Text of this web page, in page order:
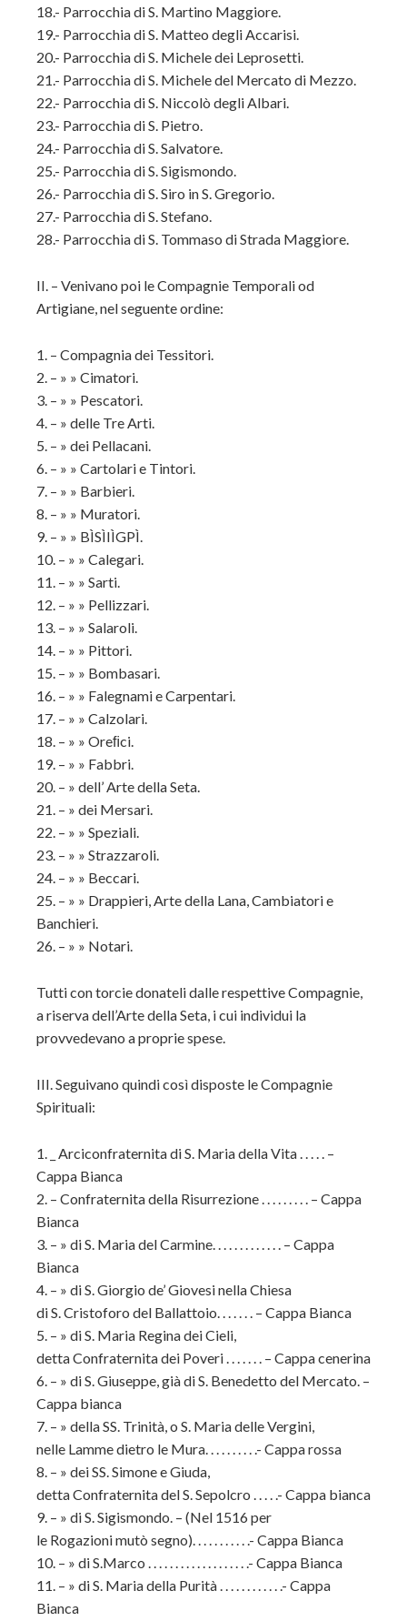
18.- Parrocchia di S. Martino Maggiore.
19.- Parrocchia di S. Matteo degli Accarisi.
20.- Parrocchia di S. Michele dei Leprosetti.
21.- Parrocchia di S. Michele del Mercato di Mezzo.
22.- Parrocchia di S. Niccolò degli Albari.
23.- Parrocchia di S. Pietro.
24.- Parrocchia di S. Salvatore.
25.- Parrocchia di S. Sigismondo.
26.- Parrocchia di S. Siro in S. Gregorio.
27.- Parrocchia di S. Stefano.
28.- Parrocchia di S. Tommaso di Strada Maggiore.
II. – Venivano poi le Compagnie Temporali od
Artigiane, nel seguente ordine:
1. – Compagnia dei Tessitori.
2. – » » Cimatori.
3. – » » Pescatori.
4. – » delle Tre Arti.
5. – » dei Pellacani.
6. – » » Cartolari e Tintori.
7. – » » Barbieri.
8. – » » Muratori.
9. – » » BÌSÌIÌGPÌ.
10. – » » Calegari.
11. – » » Sarti.
12. – » » Pellizzari.
13. – » » Salaroli.
14. – » » Pittori.
15. – » » Bombasari.
16. – » » Falegnami e Carpentari.
17. – » » Calzolari.
18. – » » Oreﬁci.
19. – » » Fabbri.
20. – » dell’ Arte della Seta.
21. – » dei Mersari.
22. – » » Speziali.
23. – » » Strazzaroli.
24. – » » Beccari.
25. – » » Drappieri, Arte della Lana, Cambiatori e
Banchieri.
26. – » » Notari.
Tutti con torcie donateli dalle respettive Compagnie,
a riserva dell’Arte della Seta, i cui individui la
provvedevano a proprie spese.
III. Seguivano quindi così disposte le Compagnie
Spirituali:
1. _ Arciconfraternita di S. Maria della Vita . . . . . –
Cappa Bianca
2. – Confraternita della Risurrezione . . . . . . . . . – Cappa
Bianca
3. – » di S. Maria del Carmine. . . . . . . . . . . . . – Cappa
Bianca
4. – » di S. Giorgio de’ Giovesi nella Chiesa
di S. Cristoforo del Ballattoio. . . . . . . – Cappa Bianca
5. – » di S. Maria Regina dei Cieli,
detta Confraternita dei Poveri . . . . . . . – Cappa cenerina
6. – » di S. Giuseppe, già di S. Benedetto del Mercato. –
Cappa bianca
7. – » della SS. Trinità, o S. Maria delle Vergini,
nelle Lamme dietro le Mura. . . . . . . . . .- Cappa rossa
8. – » dei SS. Simone e Giuda,
detta Confraternita del S. Sepolcro . . . . .- Cappa bianca
9. – » di S. Sigismondo. – (Nel 1516 per
le Rogazioni mutò segno). . . . . . . . . . .- Cappa Bianca
10. – » di S.Marco . . . . . . . . . . . . . . . . . . .- Cappa Bianca
11. – » di S. Maria della Purità . . . . . . . . . . . .- Cappa
Bianca